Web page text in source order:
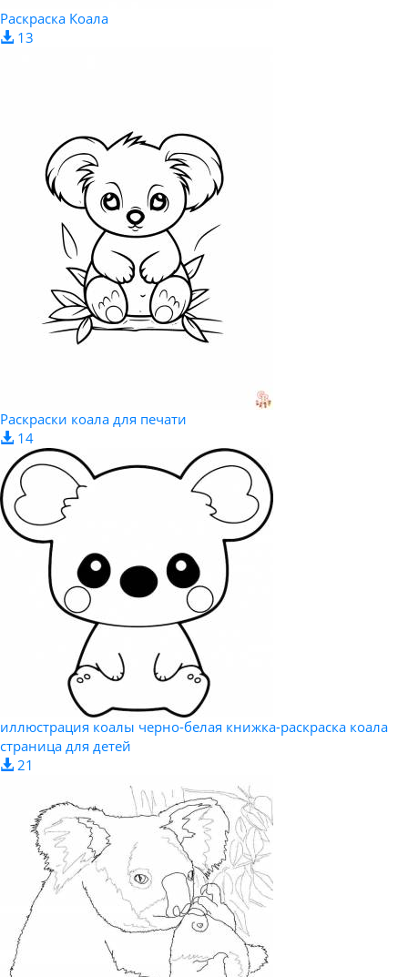
Раскраска Коала
13
Раскраски коала для печати
14
иллюстрация коалы черно-белая книжка-раскраска коала
страница для детей
21